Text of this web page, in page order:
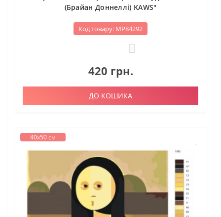
(Брайан Доннеллі) KAWS"
Код товару: МР84292
420 грн.
ДО КОШИКА
40х50 см